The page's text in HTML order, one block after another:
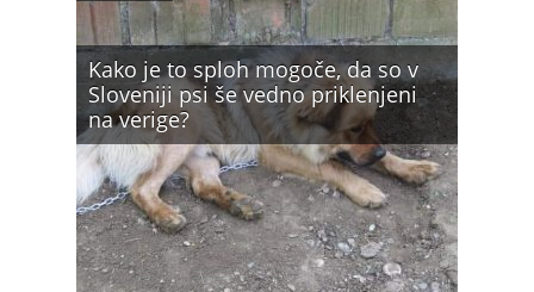
Kako je to sploh mogoče, da so v
Sloveniji psi še vedno priklenjeni
na verige?